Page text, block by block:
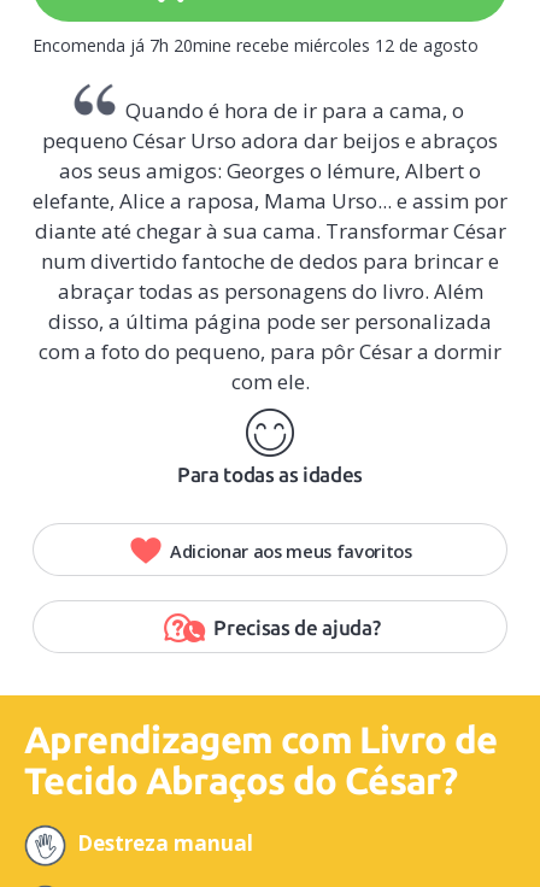
Encomenda já 7h 20mine recebe miércoles 12 de agosto
Quando é hora de ir para a cama, o
pequeno César Urso adora dar beijos e abraços
aos seus amigos: Georges o lémure, Albert o
elefante, Alice a raposa, Mama Urso... e assim por
diante até chegar à sua cama. Transformar César
num divertido fantoche de dedos para brincar e
abraçar todas as personagens do livro. Além
disso, a última página pode ser personalizada
com a foto do pequeno, para pôr César a dormir
com ele.
Para todas as idades
Adicionar aos meus favoritos
Precisas de ajuda?
Aprendizagem com Livro de
Tecido Abraços do César?
Destreza manual